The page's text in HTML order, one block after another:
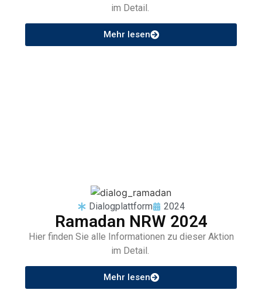
im Detail.
Mehr lesen
Dialogplattform 2024
Ramadan NRW 2024
Hier finden Sie alle Informationen zu dieser Aktion
im Detail.
Mehr lesen